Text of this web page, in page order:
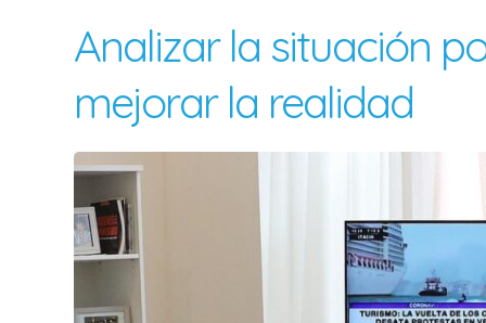
e
a
Analizar la situación
mejorar la realidad